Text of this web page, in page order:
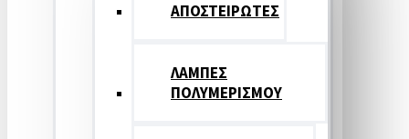
ΑΠΟΣΤΕΙΡΩΤΕΣ
ΛΑΜΠΕΣ
ΠΟΛΥΜΕΡΙΣΜΟΥ